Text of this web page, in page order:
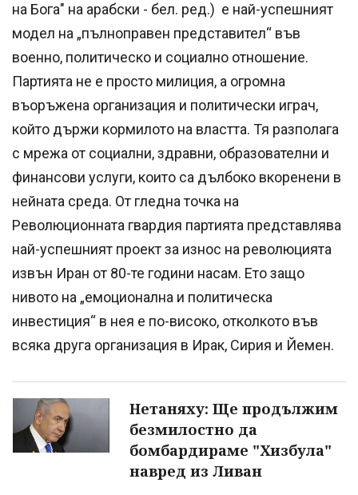
на Бога" на арабски - бел. ред.) е най-успешният
модел на „пълноправен представител“ във
военно, политическо и социално отношение.
Партията не е просто милиция, а огромна
въоръжена организация и политически играч,
който държи кормилото на властта. Тя разполага
с мрежа от социални, здравни, образователни и
финансови услуги, които са дълбоко вкоренени в
нейната среда. От гледна точка на
Революционната гвардия партията представлява
най-успешният проект за износ на революцията
извън Иран от 80-те години насам. Ето защо
нивото на „емоционална и политическа
инвестиция“ в нея е по-високо, отколкото във
всяка друга организация в Ирак, Сирия и Йемен.
Нетаняху: Ще продължим
безмилостно да
бомбардираме "Хизбула"
навред из Ливан